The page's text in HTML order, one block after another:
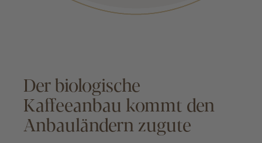
Der biologische
Kaffeeanbau kommt den
Anbauländern zugute